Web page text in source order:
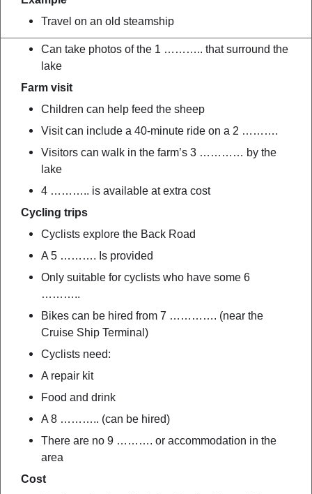
Travel on an old steamship
Can take photos of the 1 ……….. that surround the
lake
Farm visit
Children can help feed the sheep
Visit can include a 40-minute ride on a 2 ……….
Visitors can walk in the farm’s 3 ………… by the
lake
4 ……….. is available at extra cost
Cycling trips
Cyclists explore the Back Road
A 5 ………. Is provided
Only suitable for cyclists who have some 6
………..
Bikes can be hired from 7 …………. (near the
Cruise Ship Terminal)
Cyclists need:
A repair kit
Food and drink
A 8 ……….. (can be hired)
There are no 9 ………. or accommodation in the
area
Cost